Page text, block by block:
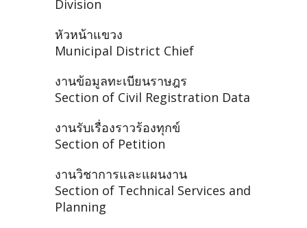
Division
หัวหน้าแขวง
Municipal District Chief
งานข้อมูลทะเบียนราษฎร
Section of Civil Registration Data
งานรับเรื่องราวร้องทุกข์
Section of Petition
งานวิชาการและแผนงาน
Section of Technical Services and
Planning